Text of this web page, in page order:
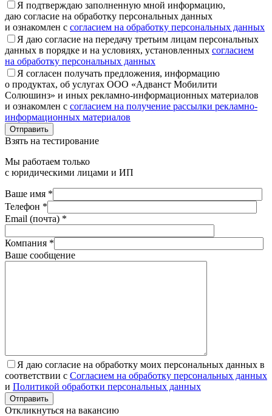
Я подтверждаю заполненную мной информацию,
даю согласие на обработку персональных данных
и ознакомлен с согласием на обработку персональных данных
Я даю согласие на передачу третьим лицам персональных
данных в порядке и на условиях, установленных согласием
на обработку персональных данных
Я согласен получать предложения, информацию
о продуктах, об услугах ООО «Адванст Мобилити
Солюшинз» и иных рекламно-информационных материалов
и ознакомлен с согласием на получение рассылки рекламно-
информационных материалов
Отправить
Взять на тестирование
Мы работаем только
с юридическими лицами и ИП
Ваше имя *
Телефон *
Email (почта) *
Компания *
Ваше сообщение
Я даю согласие на обработку моих персональных данных в
соответствии с Согласием на обработку персональных данных
и Политикой обработки персональных данных
Отправить
Откликнуться на вакансию